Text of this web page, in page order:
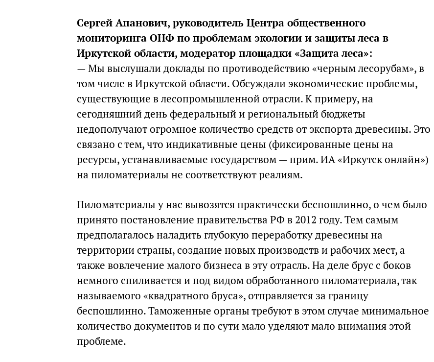
Сергей Апанович, руководитель Центра общественного
мониторинга ОНФ по проблемам экологии и защиты леса в
Иркутской области, модератор площадки «Защита леса»:
— Мы выслушали доклады по противодействию «черным лесорубам», в
том числе в Иркутской области. Обсуждали экономические проблемы,
существующие в лесопромышленной отрасли. К примеру, на
сегодняшний день федеральный и региональный бюджеты
недополучают огромное количество средств от экспорта древесины. Это
связано с тем, что индикативные цены (фиксированные цены на
ресурсы, устанавливаемые государством — прим. ИА «Иркутск онлайн»)
на пиломатериалы не соответствуют реалиям.
Пиломатериалы у нас вывозятся практически беспошлинно, о чем было
принято постановление правительства РФ в 2012 году. Тем самым
предполагалось наладить глубокую переработку древесины на
территории страны, создание новых производств и рабочих мест, а
также вовлечение малого бизнеса в эту отрасль. На деле брус с боков
немного спиливается и под видом обработанного пиломатериала, так
называемого «квадратного бруса», отправляется за границу
беспошлинно. Таможенные органы требуют в этом случае минимальное
количество документов и по сути мало уделяют мало внимания этой
проблеме.